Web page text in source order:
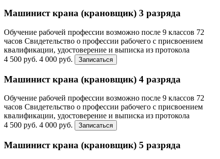
Машинист крана (крановщик) 3 разряда
Обучение рабочей профессии возможно после 9 классов 72
часов Свидетельство о профессии рабочего с присвоением
квалификации, удостоверение и выписка из протокола
4 500 руб. 4 000 руб. Записаться
Машинист крана (крановщик) 4 разряда
Обучение рабочей профессии возможно после 9 классов 72
часов Свидетельство о профессии рабочего с присвоением
квалификации, удостоверение и выписка из протокола
4 500 руб. 4 000 руб. Записаться
Машинист крана (крановщик) 5 разряда